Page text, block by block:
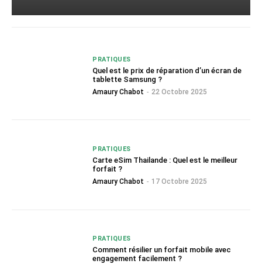
PRATIQUES
Quel est le prix de réparation d’un écran de
tablette Samsung ?
Amaury Chabot - 22 Octobre 2025
PRATIQUES
Carte eSim Thailande : Quel est le meilleur
forfait ?
Amaury Chabot - 17 Octobre 2025
PRATIQUES
Comment résilier un forfait mobile avec
engagement facilement ?